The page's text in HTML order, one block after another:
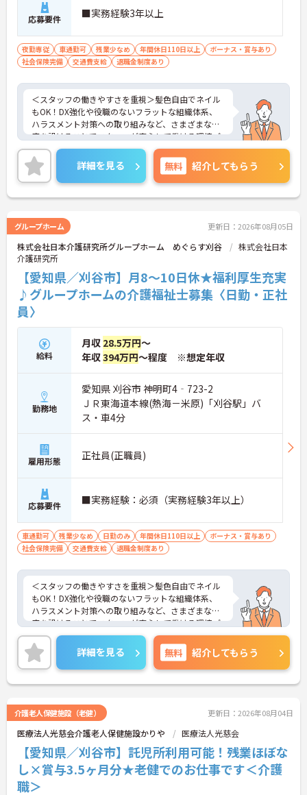
応募要件 ■実務経験3年以上
夜勤専従 車通勤可 残業少なめ 年間休日110日以上
ボーナス・賞与あり
社会保険完備
交通費支給 退職金制度あり
＜スタッフの働きやすさを重視＞髪色自由でネイル
もOK！DX強化や役職のないフラットな組織体系、
ハラスメント対策への取り組みなど、さまざまな制
度を設けることでスタッフが安心して働ける環境づ
くりに取り組まれています。
＜ライフスタイルに合わせた勤務形態＞夜勤ありの
シフト常勤、日勤専従、夜勤専従といったさまざま
な働き方が設定されている法人です。
＜チームで連携しながらのお仕事＞一人ひとりが主
野は互いで補い合うなど、チームとしてしっかりと
連携を取りながら日々の業務に努められています。
ご興味のある方には、面接対策ポイント等、さらに
詳細をお話ししますのでお気軽にご相談ください！
詳細を見る 無料 紹介してもらう
グループホーム 更新日：2026年08月05日
株式会社日本介護研究所グループホーム めぐらす刈谷
株式会社日本
介護研究所
【愛知県／刈谷市】月8～10日休★福利厚生充実
♪グループホームの介護福祉士募集〈日勤・正社
員〉
給料
月収 28.5万円～
年収394万円～程度 ※想定年収
勤務地
愛知県 刈谷市 神明町4‐723-2
ＪＲ東海道本線(熱海－米原)「刈谷駅」バ
ス・車4分
雇用形態 正社員(正職員)
応募要件 ■実務経験：必須（実務経験3年以上）
車通勤可 残業少なめ 日勤のみ 年間休日110日以上
ボーナス・賞与あり
社会保険完備
交通費支給 退職金制度あり
＜スタッフの働きやすさを重視＞髪色自由でネイル
もOK！DX強化や役職のないフラットな組織体系、
ハラスメント対策への取り組みなど、さまざまな制
度を設けることでスタッフが安心して働ける環境づ
くりに取り組まれています。
＜ライフスタイルに合わせた勤務形態＞夜勤ありの
シフト常勤、日勤専従、夜勤専従といったさまざま
な働き方が設定されている法人です。
＜チームで連携しながらのお仕事＞一人ひとりが主
野は互いで補い合うなど、チームとしてしっかりと
連携を取りながら日々の業務に努められています。
ご興味のある方には、面接対策ポイント等、さらに
詳細をお話ししますのでお気軽にご相談ください！
詳細を見る 無料 紹介してもらう
介護老人保健施設（老健） 更新日：2026年08月04日
医療法人光慈会介護老人保健施設かりや 医療法人光慈会
【愛知県／刈谷市】託児所利用可能！残業ほぼな
し×賞与3.5ヶ月分★老健でのお仕事です＜介護
職＞